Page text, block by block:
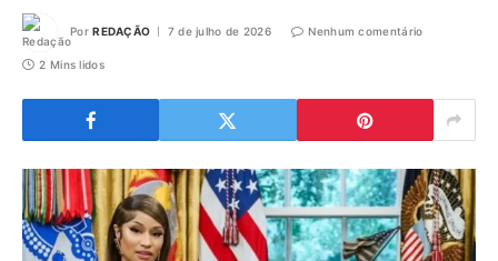
Por REDAÇÃO 7 de julho de 2026 Nenhum comentário
2 Mins lidos